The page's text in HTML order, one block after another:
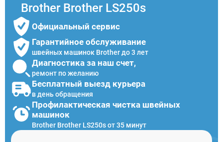
Brother Brother LS250s
Официальный сервис
Гарантийное обслуживание
швейных машинок Brother до 3 лет
Диагностика за наш счет,
ремонт по желанию
Бесплатный выезд курьера
в день обращения
Профилактическая чистка швейных
машинок
Brother Brother LS250s от 35 минут